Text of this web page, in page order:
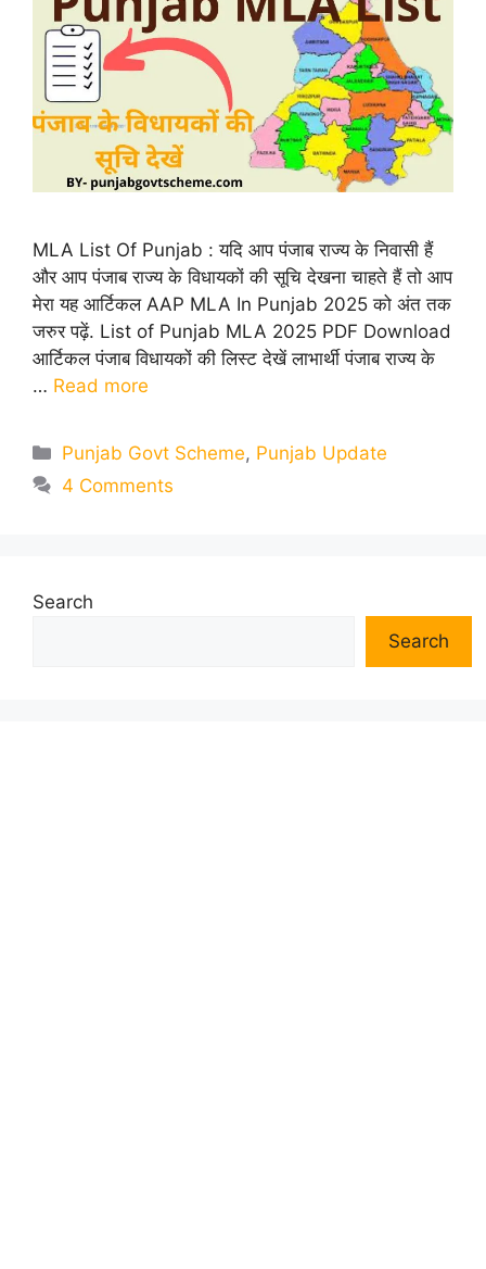
MLA List Of Punjab : यदि आप पंजाब राज्य के निवासी हैं
और आप पंजाब राज्य के विधायकों की सूचि देखना चाहते हैं तो आप
मेरा यह आर्टिकल AAP MLA In Punjab 2025 को अंत तक
जरुर पढ़ें. List of Punjab MLA 2025 PDF Download
आर्टिकल पंजाब विधायकों की लिस्ट देखें लाभार्थी पंजाब राज्य के
… Read more
Categories
Punjab Govt Scheme, Punjab Update
4 Comments
Search
Search